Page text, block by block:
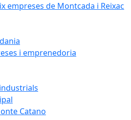
empreses de Montcada i Reixac
i emprenedoria
Catano